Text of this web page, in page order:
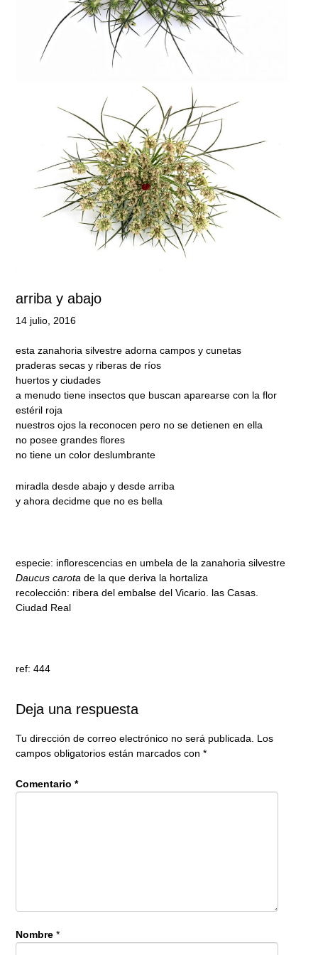
arriba y abajo
14 julio, 2016
esta zanahoria silvestre adorna campos y cunetas
praderas secas y riberas de ríos
huertos y ciudades
a menudo tiene insectos que buscan aparearse con la flor
estéril roja
nuestros ojos la reconocen pero no se detienen en ella
no posee grandes flores
no tiene un color deslumbrante
miradla desde abajo y desde arriba
y ahora decidme que no es bella
especie: inflorescencias en umbela de la zanahoria silvestre
Daucus carota de la que deriva la hortaliza
recolección: ribera del embalse del Vicario. las Casas.
Ciudad Real
ref: 444
Deja una respuesta
Tu dirección de correo electrónico no será publicada.
Los
campos obligatorios están marcados con *
Comentario *
Nombre *